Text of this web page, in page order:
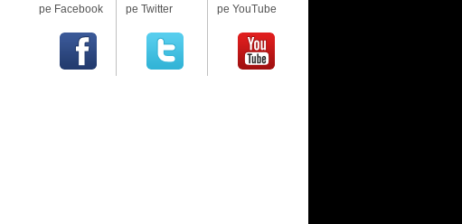
pe Facebook
pe Twitter
pe YouTube